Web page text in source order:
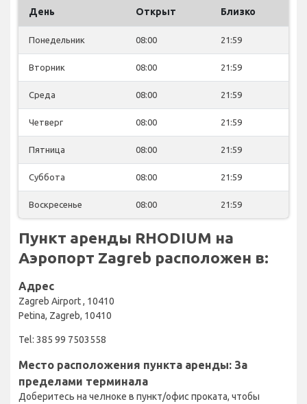
День Открыт Близко
Понедельник 08:00 21:59
Вторник 08:00 21:59
Среда 08:00 21:59
Четверг 08:00 21:59
Пятница 08:00 21:59
Суббота 08:00 21:59
Воскресенье 08:00 21:59
Пункт аренды RHODIUM на
Аэропорт Zagreb расположен в:
Адрес
Zagreb Airport , 10410
Petina, Zagreb, 10410
Tel: 385 99 7503558
Место расположения пункта аренды: За
пределами терминала
Доберитесь на челноке в пункт/офис проката, чтобы